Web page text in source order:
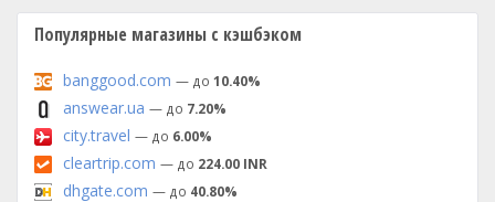
Популярные магазины с кэшбэком
banggood.com — до 10.40%
answear.ua — до 7.20%
city.travel — до 6.00%
cleartrip.com — до 224.00 INR
dhgate.com — до 40.80%